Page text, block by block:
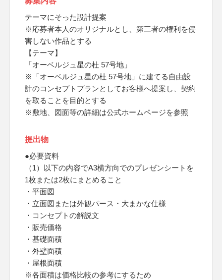
テーマにそった設計提案
※応募者本人のオリジナルとし、第三者の権利を侵
害しない作品とする
【テーマ】
「オーベルジュ星の杜 57号地」
※「オーベルジュ星の杜 57号地」に建てる自由設
計のコンセプトプランとしてお客様へ提案し、契約
を取ることを目的とする
※敷地、図面等の詳細は公式ホームページを参照
提出物
●必要資料
（1）以下の内容でA3横方向でのプレゼンシートを
1枚または2枚にまとめること
・平面図
・立面図または外観パース・大まかな仕様
・コンセプトの解説文
・販売価格
・基礎面積
・外壁面積
・屋根面積
※各面積は価格比較の参考にするため